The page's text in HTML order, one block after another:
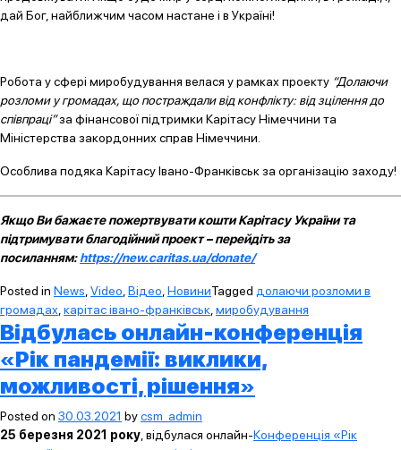
дай Бог, найближчим часом настане і в Україні!
Робота у сфері миробудування велася у рамках проекту “Долаючи
розломи у громадах, що постраждали від конфлікту: від зцілення до
співпраці”за фінансової підтримки Карітасу Німеччини та
Міністерства закордонних справ Німеччини.
Особлива подяка Карітасу Івано-Франківськ за організацію заходу!
Якщо Ви бажаєте пожертвувати кошти Карітасу України та
підтримувати благодійний проект – перейдіть за
посиланням:https://new.caritas.ua/donate/
Posted in News Video Відео НовиниTagged долаючи розломи в
громадах карітас івано-франківськ миробудування
Відбулась онлайн-конференція
«Рік пандемії: виклики,
можливості, рішення»
Posted on 30.03.2021 bycsm_admin
25 березня 2021 року , відбулася онлайн-Конференція «Рік